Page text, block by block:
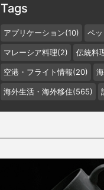
Tags
アプリケーション(10) ペ
マレーシア料理(2) 伝統料
空港・フライト情報(20)
海外生活・海外移住(565)